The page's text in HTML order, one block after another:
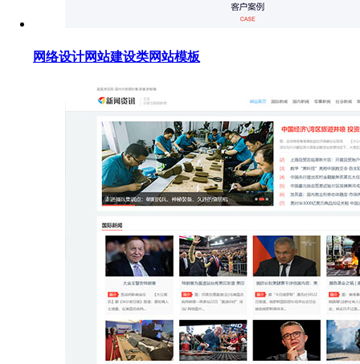
网络设计网站建设类网站模板